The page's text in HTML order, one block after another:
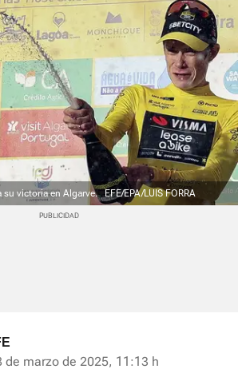
su victoria en Algarve. EFE/EPA/LUIS FORRA
de marzo de 2025, 11:13 h